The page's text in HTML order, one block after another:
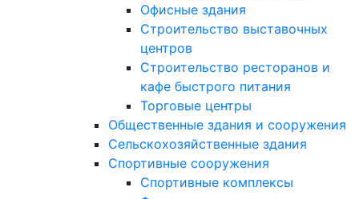
Офисные здания
Строительство выставочных
центров
Строительство ресторанов и
кафе быстрого питания
Торговые центры
Общественные здания и сооружения
Сельскохозяйственные здания
Спортивные сооружения
Спортивные комплексы